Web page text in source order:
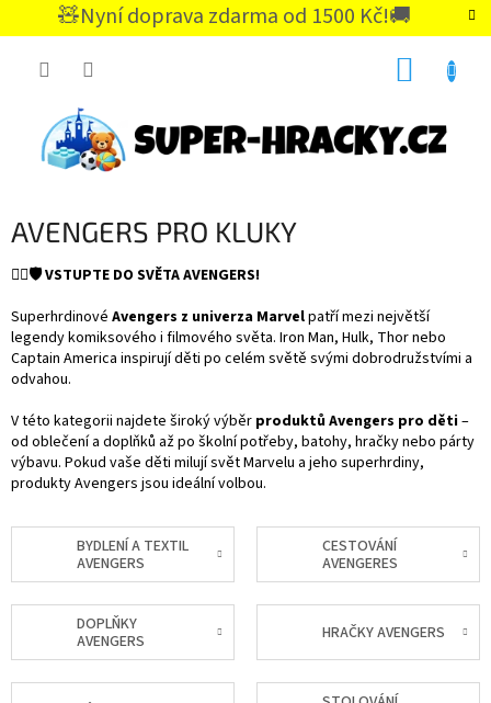
🧸Nyní doprava zdarma od 1500 Kč!🚚
CZK
AVENGERS PRO KLUKY
🦸‍♂️🛡️ VSTUPTE DO SVĚTA AVENGERS!
Superhrdinové Avengers z univerza Marvelpatří mezi největší
legendy komiksového i filmového světa. Iron Man, Hulk, Thor nebo
Captain America inspirují děti po celém světě svými dobrodružstvími a
odvahou.
V této kategorii najdete široký výběr produktů Avengers pro děti–
od oblečení a doplňků až po školní potřeby, batohy, hračky nebo párty
výbavu. Pokud vaše děti milují svět Marvelu a jeho superhrdiny,
produkty Avengers jsou ideální volbou.
BYDLENÍ A TEXTIL
AVENGERS
CESTOVÁNÍ
AVENGERES
DOPLŇKY
AVENGERS
HRAČKY AVENGERS